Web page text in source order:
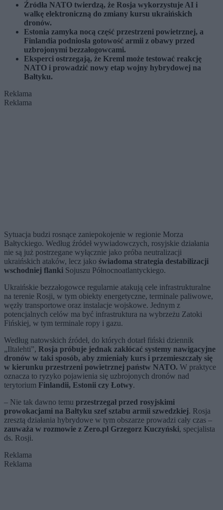
Źródła NATO twierdzą, że Rosja wykorzystuje AI i
walkę elektroniczną do zmiany kursu ukraińskich
dronów.
Estonia zamyka nocą część przestrzeni powietrznej, a
Finlandia podniosła gotowość armii z obawy przed
uzbrojonymi bezzałogowcami.
Eksperci ostrzegają, że Kreml może testować reakcję
NATO i prowadzić nowy etap wojny hybrydowej na
Bałtyku.
Reklama
Reklama
Sytuacja budzi rosnące zaniepokojenie w regionie Morza
Bałtyckiego. Według źródeł wywiadowczych, rosyjskie działania
nie są już postrzegane wyłącznie jako próba neutralizacji
ukraińskich ataków, lecz jako świadoma strategia destabilizacji
wschodniej flanki Sojuszu Północnoatlantyckiego.
Ukraińskie bezzałogowce regularnie atakują cele infrastrukturalne
na terenie Rosji, w tym obiekty energetyczne, terminale paliwowe,
węzły transportowe oraz instalacje wojskowe. Jednym z
potencjalnych celów ma być infrastruktura na wybrzeżu Zatoki
Fińskiej, w tym terminale ropy i gazu.
Według natowskich źródeł, do których dotarł fiński dziennik
„Iltalehti”, Rosja próbuje jednak zakłócać systemy nawigacyjne
dronów w taki sposób, aby zmieniały kurs i przemieszczały się
w kierunku przestrzeni powietrznej państw NATO. W praktyce
oznacza to ryzyko pojawienia się uzbrojonych dronów nad
terytorium Finlandii, Estonii czy Łotwy.
– Nie tak dawno temu przestrzegał przed rosyjskimi
prowokacjami na Bałtyku szef sztabu armii szwedzkiej. Rosja
zresztą działania hybrydowe w tym obszarze prowadzi cały czas –
zauważa w rozmowie z Zero.pl Grzegorz Kuczyński, specjalista
ds. Rosji.
Reklama
Reklama